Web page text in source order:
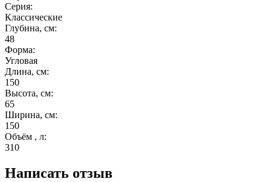
Серия:
Классические
Глубина, см:
48
Форма:
Угловая
Длина, см:
150
Высота, см:
65
Ширина, см:
150
Объём , л:
310
Написать отзыв